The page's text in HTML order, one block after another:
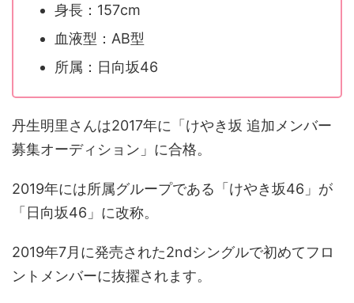
身長：157cm
血液型：AB型
所属：日向坂46
丹生明里さんは2017年に「けやき坂 追加メンバー
募集オーディション」に合格。
2019年には所属グループである「けやき坂46」が
「日向坂46」に改称。
2019年7月に発売された2ndシングルで初めてフロ
ントメンバーに抜擢されます。